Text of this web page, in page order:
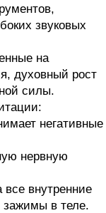
звуковых
на
духовный рост
силы.
негативные
нервную
все внутренние
в теле.